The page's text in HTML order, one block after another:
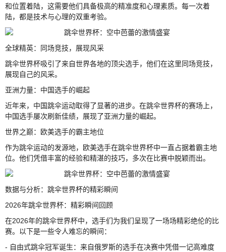
和位置着陆，这需要他们具备极高的精准度和心理素质。每一次着
陆，都是技术与心理的双重考验。
全球精英：同场竞技，展现风采
跳伞世界杯吸引了来自世界各地的顶尖选手，他们在这里同场竞技，
展现自己的风采。
亚洲力量：中国选手的崛起
近年来，中国跳伞运动取得了显著的进步。在跳伞世界杯的赛场上，
中国选手屡次刷新佳绩，展现了亚洲力量的崛起。
世界之巅：欧美选手的霸主地位
作为跳伞运动的发源地，欧美选手在跳伞世界杯中一直占据着霸主地
位。他们凭借丰富的经验和精湛的技巧，多次在比赛中脱颖而出。
数据与分析：跳伞世界杯的精彩瞬间
2026年跳伞世界杯：精彩瞬间回顾
在2026年的跳伞世界杯中，选手们为我们呈现了一场场精彩绝伦的比
赛。以下是一些令人难忘的瞬间：
- 自由式跳伞冠军诞生：来自俄罗斯的选手在决赛中凭借一记高难度